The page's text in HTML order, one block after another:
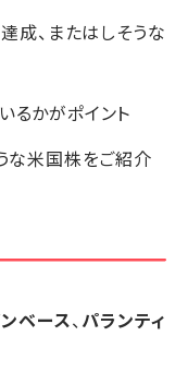
成、またはしそうな
るかがポイント
な米国株をご紹介
ベース、パランティ